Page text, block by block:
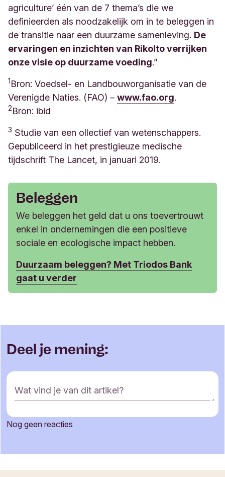
agriculture’ één van de 7 thema’s die we
definieerden als noodzakelijk om in te beleggen in
de transitie naar een duurzame samenleving. De
ervaringen en inzichten van Rikolto verrijken
onze visie op duurzame voeding.”
1 Bron: Voedsel- en Landbouworganisatie van de
Verenigde Naties. (FAO) – www.fao.org.
2Bron: ibid
3 Studie van een ollectief van wetenschappers.
Gepubliceerd in het prestigieuze medische
tijdschrift The Lancet, in januari 2019.
Beleggen
We beleggen het geld dat u ons toevertrouwt
enkel in ondernemingen die een positieve
sociale en ecologische impact hebben.
Duurzaam beleggen? Met Triodos Bank
gaat u verder
Deel je mening:
R
e
c
e
Wat vind je van dit artikel?
Nog geen reacties